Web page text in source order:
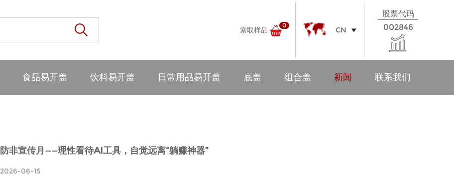
股票代码
002846
CN
索取样品
0
食品易开盖 饮料易开盖 日常用品易开盖 底盖 组合盖 新闻 联系我们
防非宣传月——理性看待AI工具，自觉远离“躺赚神器”
2026-06-15